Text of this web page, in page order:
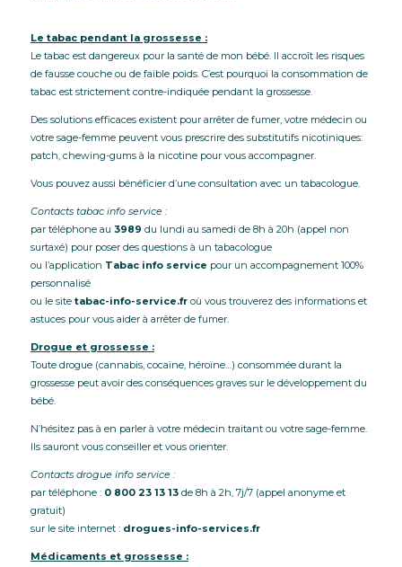
Le tabac pendant la grossesse :
Le tabac est dangereux pour la santé de mon bébé. Il accroît les risques
de fausse couche ou de faible poids. C’est pourquoi la consommation de
tabac est strictement contre-indiquée pendant la grossesse.
Des solutions efficaces existent pour arrêter de fumer, votre médecin ou
votre sage-femme peuvent vous prescrire des substitutifs nicotiniques:
patch, chewing-gums à la nicotine pour vous accompagner.
Vous pouvez aussi bénéficier d’une consultation avec un tabacologue.
Contacts tabac info service :
par téléphone au 3989 du lundi au samedi de 8h à 20h (appel non
surtaxé) pour poser des questions à un tabacologue
ou l’application Tabac info service pour un accompagnement 100%
personnalisé
ou le site tabac-info-service.fr où vous trouverez des informations et
astuces pour vous aider à arrêter de fumer.
Drogue et grossesse :
Toute drogue (cannabis, cocaïne, héroïne…) consommée durant la
grossesse peut avoir des conséquences graves sur le développement du
bébé.
N’hésitez pas à en parler à votre médecin traitant ou votre sage-femme.
Ils sauront vous conseiller et vous orienter.
Contacts drogue info service :
par téléphone : 0 800 23 13 13 de 8h à 2h, 7j/7 (appel anonyme et
gratuit)
sur le site internet : drogues-info-services.fr
Médicaments et grossesse :